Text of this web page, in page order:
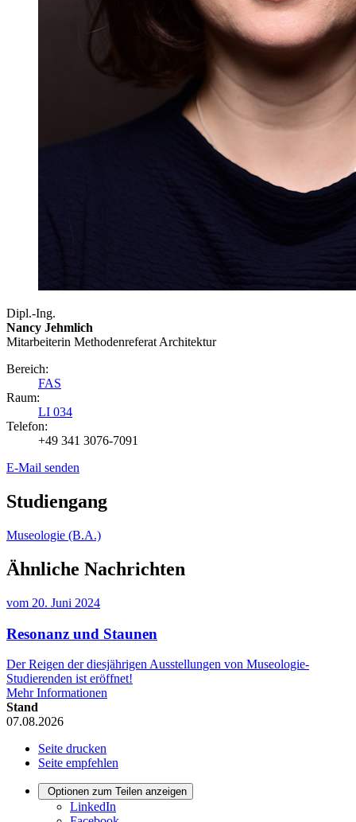
Dipl.-Ing.
Nancy Jehmlich
Mitarbeiterin Methodenreferat Architektur
Bereich:
FAS
Raum:
LI 034
Telefon:
+49 341 3076-7091
E-Mail senden
Studiengang
Museologie (B.A.)
Ähnliche Nachrichten
vom 20. Juni 2024
Resonanz und Staunen
Der Reigen der diesjährigen Ausstellungen von Museologie-
Studierenden ist eröffnet!
Mehr Informationen
Stand
07.08.2026
Seite drucken
Seite empfehlen
Optionen zum Teilen anzeigen
LinkedIn